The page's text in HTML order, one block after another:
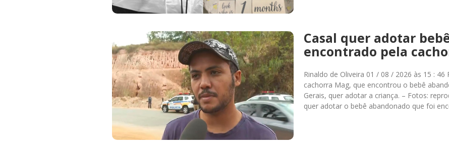
Casal quer adotar
encontrado pela
Rinaldo de Oliveira 01 / 08 / 2026 às 15 :
cachorra Mag, que encontrou o bebê
Gerais, quer adotar a criança. – Fotos:
quer adotar o bebê abandonado que foi